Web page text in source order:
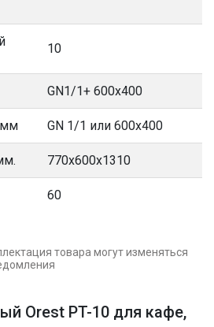
Orest PT-10 для кафе,
10
GN1/1+ 600х400
мм GN 1/1 или 600х400
770х600х1310
60
товара могут изменяться